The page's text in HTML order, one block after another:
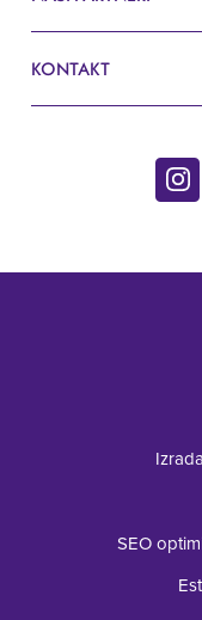
Blog
Kardiologija
KONTAKT
11070 Beograd,
SEO